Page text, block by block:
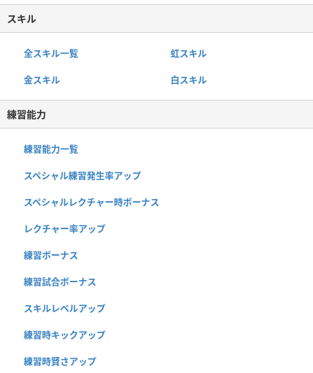
スキル
全スキル一覧 虹スキル
金スキル 白スキル
練習能力
練習能力一覧
スペシャル練習発生率アップ
スペシャルレクチャー時ボーナス
レクチャー率アップ
練習ボーナス
練習試合ボーナス
スキルレベルアップ
練習時キックアップ
練習時賢さアップ